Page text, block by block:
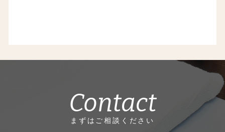
Contact
まずはご相談ください